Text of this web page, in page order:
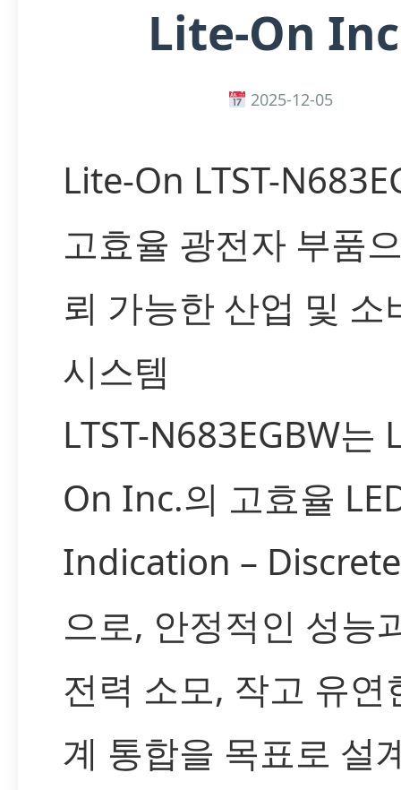
Lite-On
2025-12-05
Lite-On LTST-
고효율 광전자 부품
뢰 가능한 산업 및 소
시스템
LTST-N683EGBW는
On Inc.의 고효율
Indication –
으로, 안정적인 성능
전력 소모, 작고 유연
계 통합을 목표로 설